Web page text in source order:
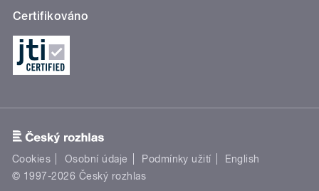
Certifikováno
Cookies Osobní údaje Podmínky užití
English
© 1997-2026 Český rozhlas